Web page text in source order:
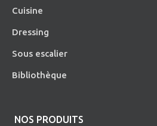
Cuisine
Dressing
Sous escalier
Bibliothèque
NOS PRODUITS